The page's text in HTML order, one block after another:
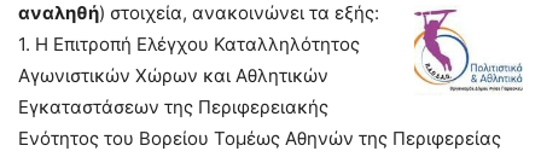
αναληθή) στοιχεία, ανακοινώνει τα εξής:
1. Η Επιτροπή Ελέγχου Καταλληλότητος
Αγωνιστικών Χώρων και Αθλητικών
Εγκαταστάσεων της Περιφερειακής
Ενότητος του Βορείου Τομέως Αθηνών της Περιφερείας